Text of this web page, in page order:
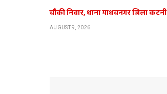
चौकी निवार, थाना माधवनगर जिला कटनी
AUGUST 9, 2026